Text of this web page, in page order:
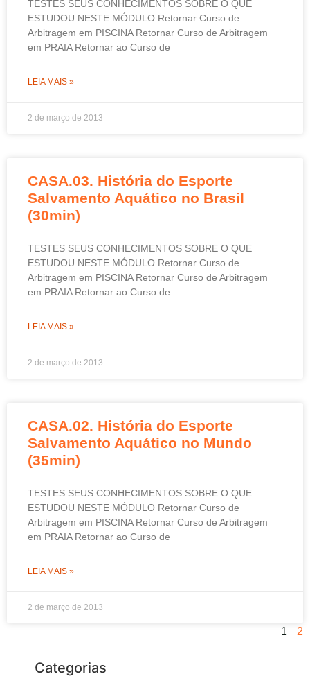
TESTES SEUS CONHECIMENTOS SOBRE O QUE
ESTUDOU NESTE MÓDULO Retornar Curso de
Arbitragem em PISCINA Retornar Curso de Arbitragem
em PRAIA Retornar ao Curso de
LEIA MAIS »
2 de março de 2013
CASA.03. História do Esporte
Salvamento Aquático no Brasil
(30min)
TESTES SEUS CONHECIMENTOS SOBRE O QUE
ESTUDOU NESTE MÓDULO Retornar Curso de
Arbitragem em PISCINA Retornar Curso de Arbitragem
em PRAIA Retornar ao Curso de
LEIA MAIS »
2 de março de 2013
CASA.02. História do Esporte
Salvamento Aquático no Mundo
(35min)
TESTES SEUS CONHECIMENTOS SOBRE O QUE
ESTUDOU NESTE MÓDULO Retornar Curso de
Arbitragem em PISCINA Retornar Curso de Arbitragem
em PRAIA Retornar ao Curso de
LEIA MAIS »
2 de março de 2013
1 2
Categorias